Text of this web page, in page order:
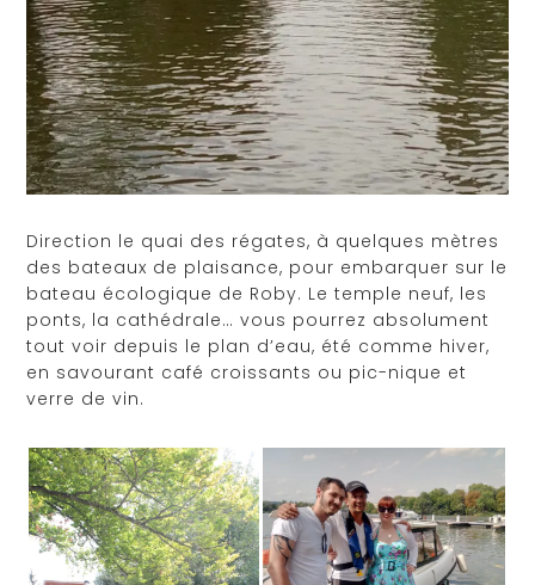
Direction le quai des régates, à quelques mètres
des bateaux de plaisance, pour embarquer sur le
bateau écologique de Roby. Le temple neuf, les
ponts, la cathédrale… vous pourrez absolument
tout voir depuis le plan d’eau, été comme hiver,
en savourant café croissants ou pic-nique et
verre de vin.